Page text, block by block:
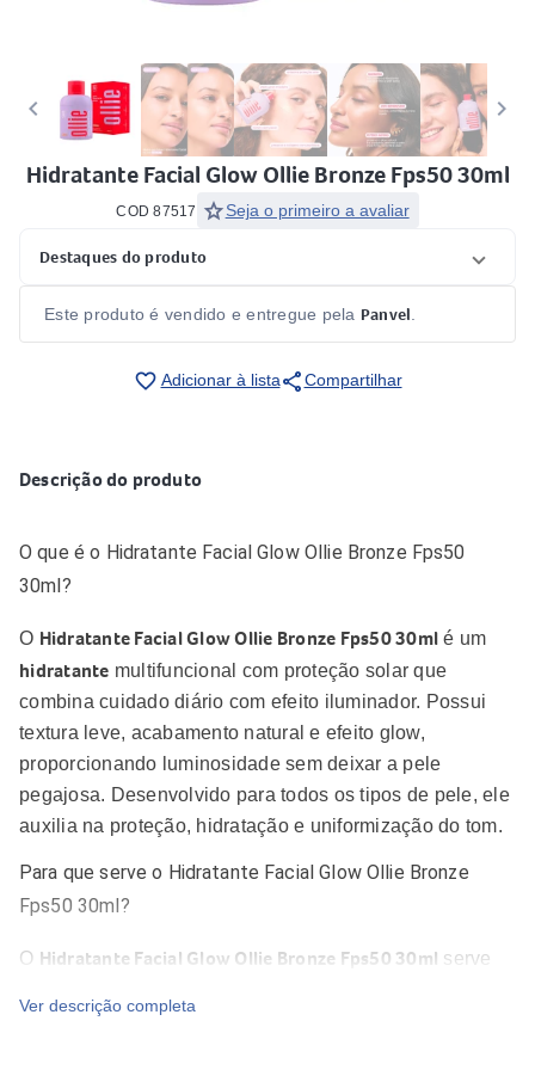
keyboard_arrow_left keyboard_arrow_right
Hidratante Facial Glow Ollie Bronze Fps50 30ml
COD 87517 starSeja o primeiro a avaliar
Destaques do produto
Este produto é vendido e entregue pela Panvel
favorite_border Adicionar à listashareCompartilhar
Descrição do produto
O que é o Hidratante Facial Glow Ollie Bronze Fps50
30ml?
O Hidratante Facial Glow Ollie Bronze Fps50 30ml é um
hidratante multifuncional com proteção solar que
combina cuidado diário com efeito iluminador. Possui
textura leve, acabamento natural e efeito glow,
proporcionando luminosidade sem deixar a pele
pegajosa. Desenvolvido para todos os tipos de pele, ele
auxilia na proteção, hidratação e uniformização do tom.
Para que serve o Hidratante Facial Glow Ollie Bronze
Fps50 30ml?
O Hidratante Facial Glow Ollie Bronze Fps50 30ml serve
hidratar e promover um efeito iluminado. Sua fórmula
Ver descrição completa